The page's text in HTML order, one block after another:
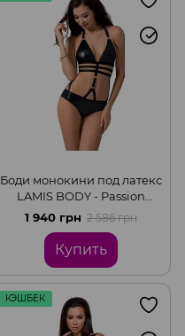
Боди монокини под латекс
LAMIS BODY - Passion
Exclusive, Black, S/M
1 940 грн 2 586 грн
Купить
КЭШБЕК